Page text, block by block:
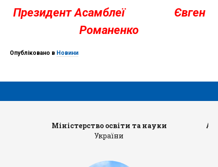
Президент Асамблеї Євген
Романенко
Опубліковано в Новини
Міністерство освіти та науки
України